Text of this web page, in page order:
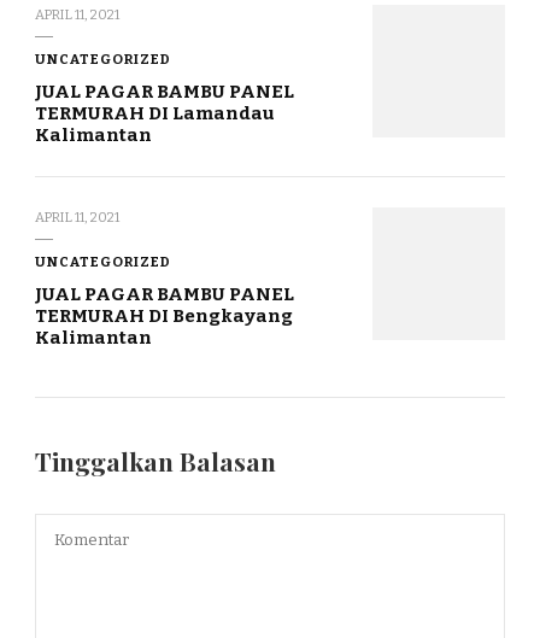
APRIL 11, 2021
UNCATEGORIZED
JUAL PAGAR BAMBU PANEL
TERMURAH DI Lamandau
Kalimantan
APRIL 11, 2021
UNCATEGORIZED
JUAL PAGAR BAMBU PANEL
TERMURAH DI Bengkayang
Kalimantan
Tinggalkan Balasan